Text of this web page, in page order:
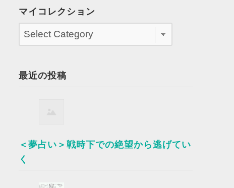
マイコレクション
最近の投稿
＜夢占い＞戦時下での絶望から逃げてい
く